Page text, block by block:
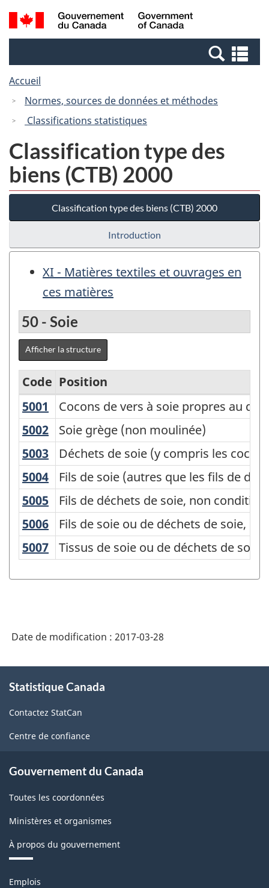
Passer
au
Passer
à
Canada
Recherche
et
et
Accueil
Normes, sources de données et méthodes
Classifications statistiques
Classification type des
biens (CTB) 2000
Classification type des biens (CTB) 2000
Introduction
XI - Matières textiles et ouvrages en
ces matières
50 - Soie
Afficher la structure
Classification
type
des
biens
(CTB)
2000
-
Structure
Code Position
5001
Cocons de vers à soie propres au
Cocons de vers à soie propres au
5002 Soie grège (non moulinée)
Soie grège (non moulinée)
5003 Déchets de soie (y compris les
Déchets de soie (y compris les
5004 Fils de soie (autres que les fils de
Fils de soie (autres que les fils de
5005 Fils de déchets de soie, non
Fils de déchets de soie, non
5006 Fils de soie ou de déchets de soie,
Fils de soie ou de déchets de soie,
5007 Tissus de soie ou de déchets de soie
Tissus de soie ou de déchets de soie
Date de modification : 2017-03-28
propos
ce
site
Statistique Canada
Contactez StatCan
Centre de confiance
Gouvernement du Canada
Toutes les coordonnées
Ministères et organismes
À propos du gouvernement
Thèmes
Emplois